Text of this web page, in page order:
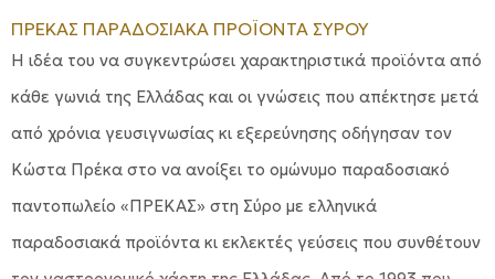
ΠΡΕΚΑΣ ΠΑΡΑΔΟΣΙΑΚΑ ΠΡΟΪΟΝΤΑ ΣΥΡΟΥ
Η ιδέα του να συγκεντρώσει χαρακτηριστικά προϊόντα από
κάθε γωνιά της Ελλάδας και οι γνώσεις που απέκτησε μετά
από χρόνια γευσιγνωσίας κι εξερεύνησης οδήγησαν τον
Κώστα Πρέκα στο να ανοίξει το ομώνυμο παραδοσιακό
παντοπωλείο «ΠΡΕΚΑΣ» στη Σύρο με ελληνικά
παραδοσιακά προϊόντα κι εκλεκτές γεύσεις που συνθέτουν